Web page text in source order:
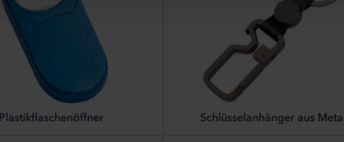
Plastikflaschenöffner Schlüsselanhänger aus Metall